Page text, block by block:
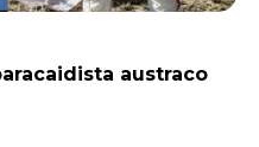
austraco